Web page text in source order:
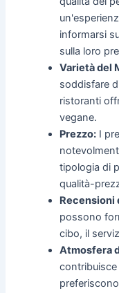
informarsi
sulla loro
Varietà del
soddisfare
ristoranti
vegane.
Prezzo: I
tipologia di
qualità-
Recensioni
possono
cibo, il
Atmosfera